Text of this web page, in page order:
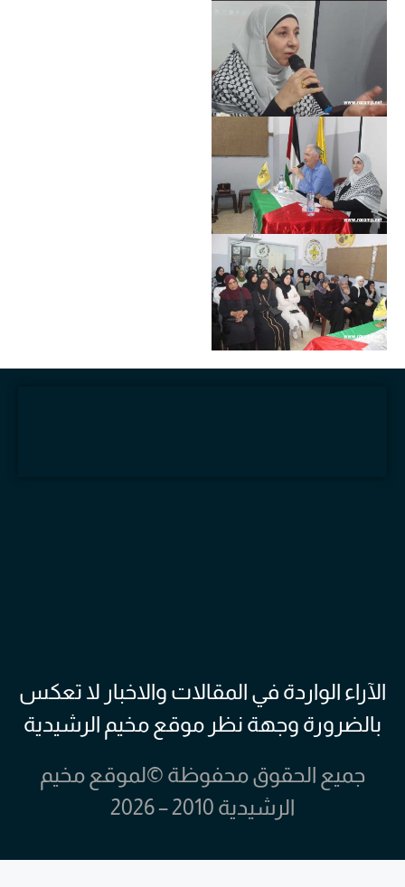
الآراء الواردة في المقالات والاخبار لا تعكس
بالضرورة وجهة نظر موقع مخيم الرشيدية
جميع الحقوق محفوظة ©لموقع مخيم
الرشيدية 2010 – 2026